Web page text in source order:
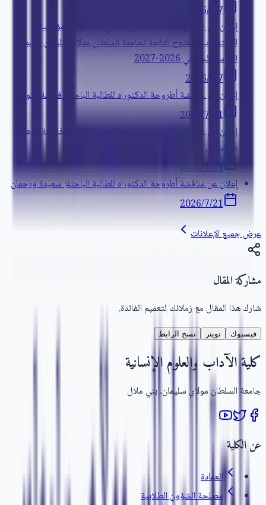
7‏/8‏/2026
إعلان عن انطلاق عملية التسجيل القبلي الإلكتروني بمؤسسات
الاستقطاب المفتوح التابعة لجامعة السلطان مولاي سليمان برسم
الموسم الجامعي 2026-2027
7‏/8‏/2026
إعلان عن مناقشة أطروحة الدكتوراه للطالبة الباحثة: فاتحة متوكل
21‏/7‏/2026
إعلان عن مناقشة التأهيل الجامعي للأستاذة الباحثة فاطمة الزهراء
بوطبسيل
21‏/7‏/2026
إعلان عن مناقشة أطروحة الدكتوراه للطالبة الباحثة: سعيدة ورحمان
21‏/7‏/2026
عرض جميع الإعلانات
مشاركة المقال
شارك هذا المقال مع زملائك لتعميم الفائدة.
فيسبوك تويتر نسخ الرابط
كلية الآداب والعلوم الإنسانية
جامعة السلطان مولاي سليمان، بني ملال
عن الكلية
العمادة
مصلحة الشؤون الطلابية